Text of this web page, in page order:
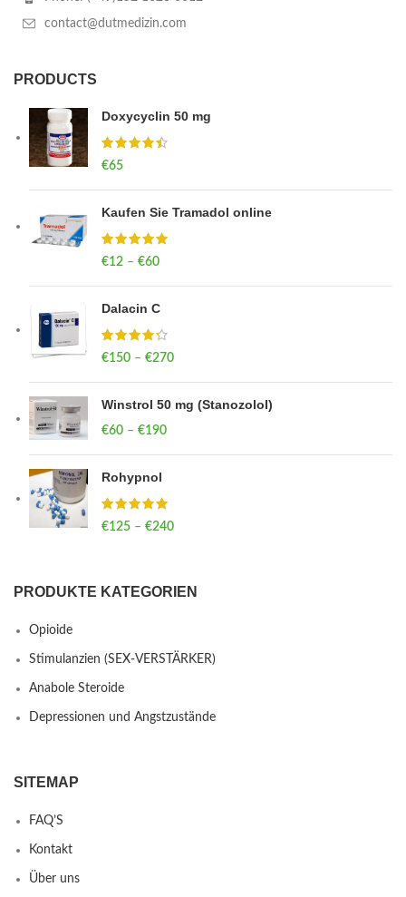
contact@dutmedizin.com
PRODUCTS
Doxycyclin 50 mg
€65
Kaufen Sie Tramadol online
€12 – €60
Dalacin C
€150 – €270
Winstrol 50 mg (Stanozolol)
€60 – €190
Rohypnol
€125 – €240
PRODUKTE KATEGORIEN
Opioide
Stimulanzien (SEX-VERSTÄRKER)
Anabole Steroide
Depressionen und Angstzustände
SITEMAP
FAQ’S
Kontakt
Über uns